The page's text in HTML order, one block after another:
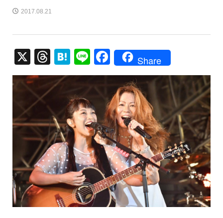
2017.08.21
X T
hr
e
a
d
s
H
at
n
a
Li
n
e
F
a
c
e
b
o
o
k
Share